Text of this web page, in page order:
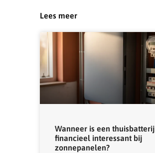
Lees meer
Wanneer is een thuisbatterij
financieel interessant bij
zonnepanelen?